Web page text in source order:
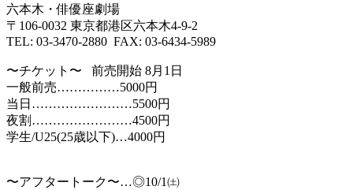
六本木・俳優座劇場
〒106-0032 東京都港区六本木4-9-2
TEL: 03-3470-2880 FAX: 03-6434-5989
〜チケット〜 前売開始 8月1日
一般前売……………5000円
当日……………………5500円
夜割……………………4500円
学生/U25(25歳以下)…4000円
〜アフタートーク〜…◎10/1㈯